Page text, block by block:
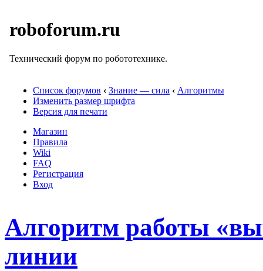
roboforum.ru
Технический форум по робототехнике.
Список форумов ‹ Знание — сила ‹ Алгоритмы
Изменить размер шрифта
Версия для печати
Магазин
Правила
Wiki
FAQ
Регистрация
Вход
Алгоритм работы
линии